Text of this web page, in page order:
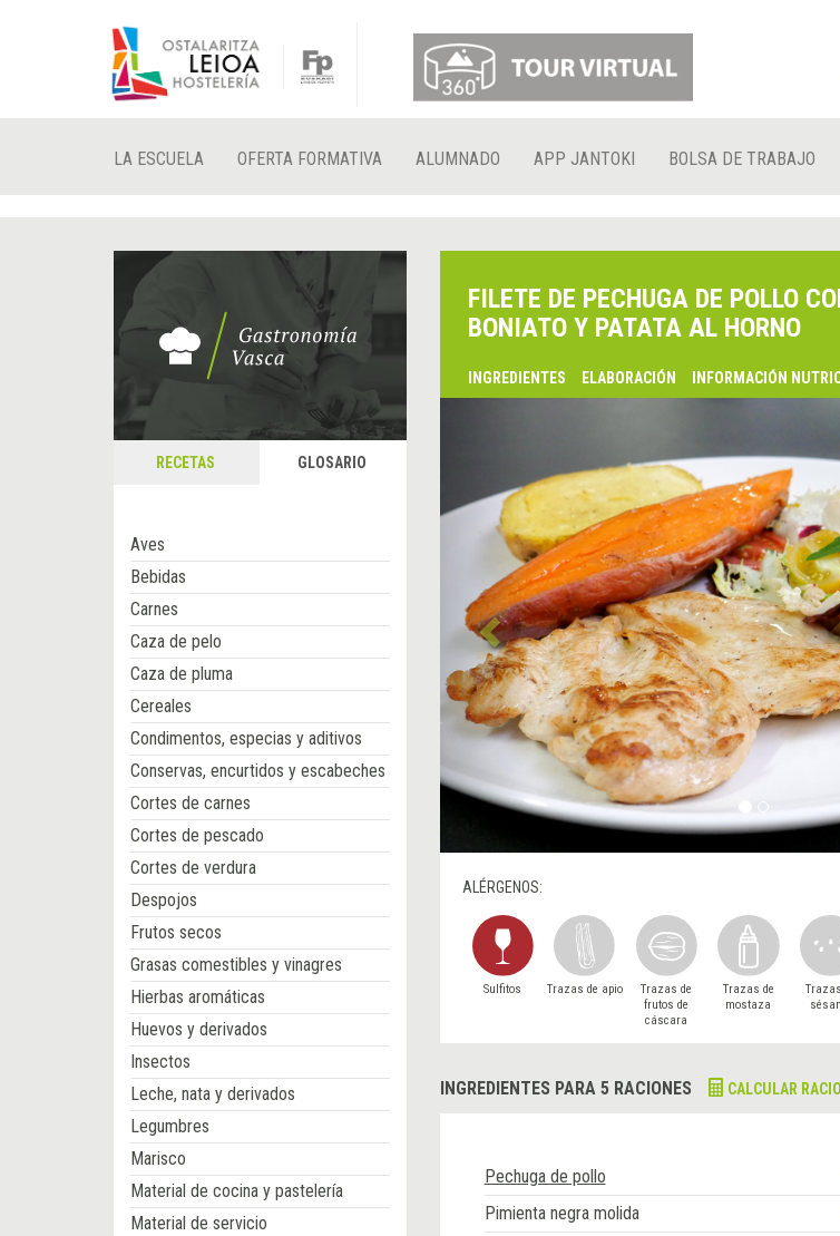
LA ESCUELA OFERTA FORMATIVA ALUMNADO APP JANTOKI BOLSA DE TRABAJO
RECETAS GLOSARIO
Aves
Bebidas
Carnes
Caza de pelo
Caza de pluma
Cereales
Condimentos, especias y aditivos
Conservas, encurtidos y escabeches
Cortes de carnes
Cortes de pescado
Cortes de verdura
Despojos
Frutos secos
Grasas comestibles y vinagres
Hierbas aromáticas
Huevos y derivados
Insectos
Leche, nata y derivados
Legumbres
Marisco
Material de cocina y pastelería
Material de servicio
FILETE DE PECHUGA DE POLLO
BONIATO Y PATATA AL HORNO
INGREDIENTES ELABORACIÓN INFORMACIÓN
ALÉRGENOS:
Sulfitos Trazas de apio
Trazas de
frutos de
cáscara
Trazas de
mostaza
INGREDIENTES PARA 5 RACIONES CALCULAR
Pechuga de pollo
Pimienta negra molida